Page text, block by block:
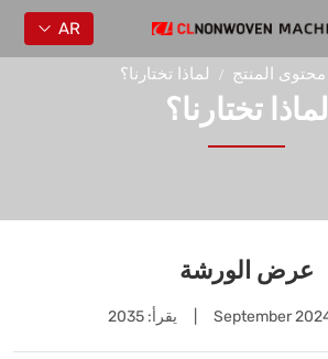
AR
محتوى المنتج لماذا تختارنا؟
لماذا تختارنا؟
عرض الورشة
يقرأ: 2035